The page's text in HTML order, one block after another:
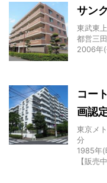
サン
東武東
都営三
2006年
コー
画認
東京メ
分
1985年(
【販売